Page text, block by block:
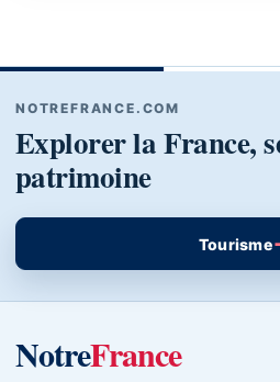
NOTREFRANCE.COM
Explorer la France,
patrimoine
Tourisme
NotreFrance